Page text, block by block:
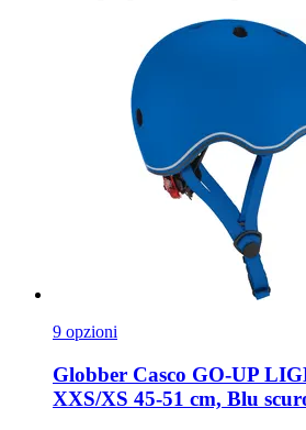
9 opzioni
Globber Casco GO-​UP
XXS/XS 45-​51 cm, Blu